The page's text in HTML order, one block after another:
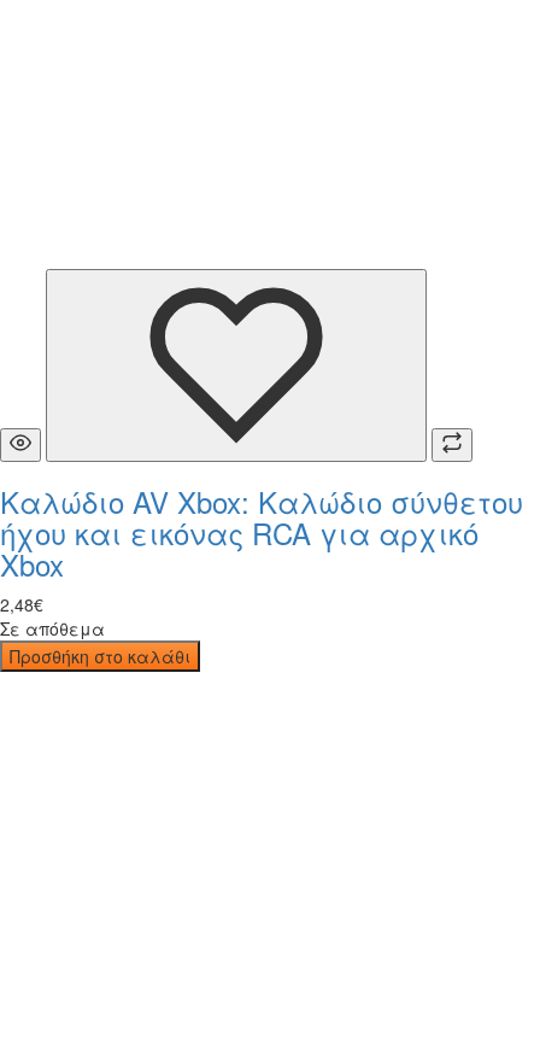
Καλώδιο AV Xbox: Καλώδιο σύνθετου
ήχου και εικόνας RCA για αρχικό
Xbox
2,48€
Σε απόθεμα
Προσθήκη στο καλάθι